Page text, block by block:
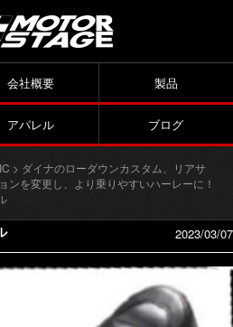
会社概要 製品
アパレル ブログ
> ダイナのローダウンカスタム、リアサ
ンを変更し、より乗りやすいハーレーに！
2023/03/07